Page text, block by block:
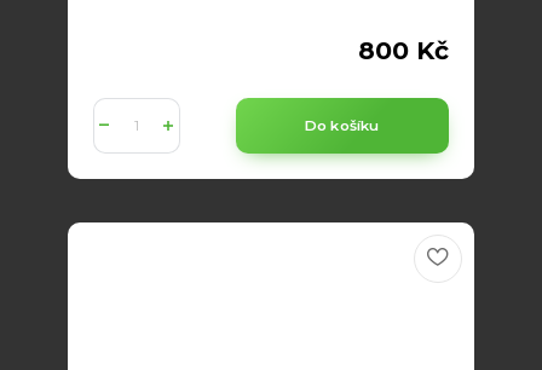
800 Kč
Do košíku